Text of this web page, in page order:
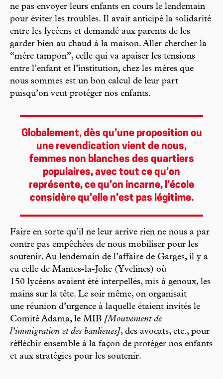
ne pas envoyer leurs enfants en cours le lendemain
pour éviter les troubles. Il avait anticipé la solidarité
entre les lycéens et demandé aux parents de les
garder bien au chaud à la maison. Aller chercher la
“mère tampon”, celle qui va apaiser les tensions
entre l’enfant et l’institution, chez les mères que
nous sommes est un bon calcul de leur part
puisqu’on veut protéger nos enfants.
Globalement, dès qu’une proposition ou
une revendication vient de nous,
femmes non blanches des quartiers
populaires, avec tout ce qu’on
représente, ce qu’on incarne, l’école
considère qu’elle n’est pas légitime.
Faire en sorte qu’il ne leur arrive rien ne nous a par
contre pas empêchées de nous mobiliser pour les
soutenir. Au lendemain de l’affaire de Garges, il y a
eu celle de Mantes-la-Jolie (Yvelines) où
150 lycéens avaient été interpellés, mis à genoux, les
mains sur la tête. Le soir même, on organisait
une réunion d’urgence à laquelle étaient invités le
Comité Adama, le MIB [Mouvement de
l’immigration et des banlieues], des avocats, etc., pour
réfléchir ensemble à la façon de protéger nos enfants
et aux stratégies pour les soutenir.